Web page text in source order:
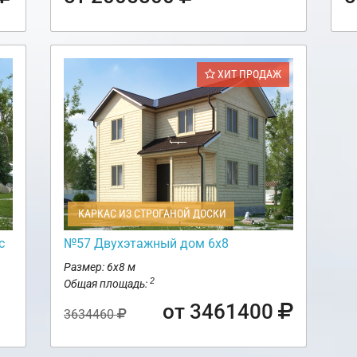
ХИТ ПРОДАЖ
КАРКАС ИЗ СТРОГАНОЙ ДОСКИ
№57 Двухэтажный дом 6х8
Размер: 6х8 м
Общая площадь: 2
3634460 от 3461400